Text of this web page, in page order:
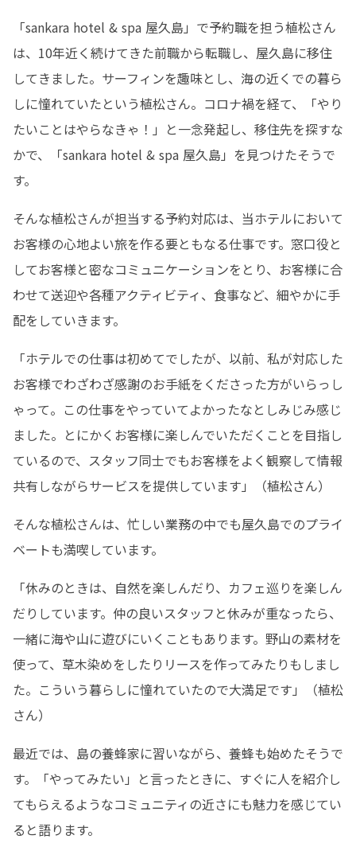
「sankara hotel & spa 屋久島」で予約職を担う植松さん
は、10年近く続けてきた前職から転職し、屋久島に移住
してきました。サーフィンを趣味とし、海の近くでの暮ら
しに憧れていたという植松さん。コロナ禍を経て、「やり
たいことはやらなきゃ！」と一念発起し、移住先を探すな
かで、「sankara hotel & spa 屋久島」を見つけたそうで
す。
そんな植松さんが担当する予約対応は、当ホテルにおいて
お客様の心地よい旅を作る要ともなる仕事です。窓口役と
してお客様と密なコミュニケーションをとり、お客様に合
わせて送迎や各種アクティビティ、食事など、細やかに手
配をしていきます。
「ホテルでの仕事は初めてでしたが、以前、私が対応した
お客様でわざわざ感謝のお手紙をくださった方がいらっし
ゃって。この仕事をやっていてよかったなとしみじみ感じ
ました。とにかくお客様に楽しんでいただくことを目指し
ているので、スタッフ同士でもお客様をよく観察して情報
共有しながらサービスを提供しています」（植松さん）
そんな植松さんは、忙しい業務の中でも屋久島でのプライ
ベートも満喫しています。
「休みのときは、自然を楽しんだり、カフェ巡りを楽しん
だりしています。仲の良いスタッフと休みが重なったら、
一緒に海や山に遊びにいくこともあります。野山の素材を
使って、草木染めをしたりリースを作ってみたりもしまし
た。こういう暮らしに憧れていたので大満足です」（植松
さん）
最近では、島の養蜂家に習いながら、養蜂も始めたそうで
す。「やってみたい」と言ったときに、すぐに人を紹介し
てもらえるようなコミュニティの近さにも魅力を感じてい
ると語ります。